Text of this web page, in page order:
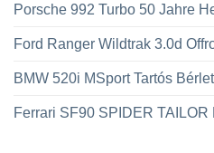
Porsche 992 Turbo 50 Jahre
Ford Ranger Wildtrak 3.0d
BMW 520i MSport Tartós Bérlet
Ferrari SF90 SPIDER TAILOR